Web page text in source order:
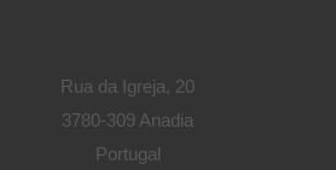
Rua da Igreja, 20
3780-309 Anadia
Portugal